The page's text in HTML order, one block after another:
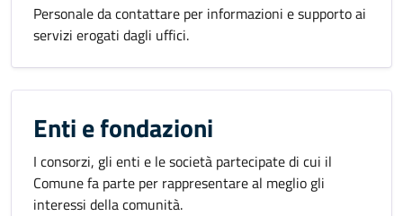
Personale da contattare per informazioni e supporto ai
servizi erogati dagli uffici.
Enti e fondazioni
I consorzi, gli enti e le società partecipate di cui il
Comune fa parte per rappresentare al meglio gli
interessi della comunità.